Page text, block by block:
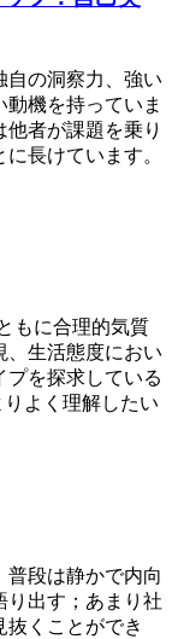
自の洞察力、強い
機を持っていま
者が課題を乗り
長けています。
もに合理的気質
、生活態度におい
プを探求している
よく理解したい
普段は静かで内向
り出す；あまり社
くことができ